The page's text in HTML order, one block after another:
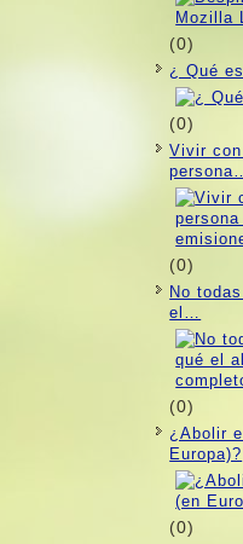
(0)
¿ Qué
(0)
Vivir
persona…
(0)
No
el…
(0)
¿Abolir
Europa)?
(0)